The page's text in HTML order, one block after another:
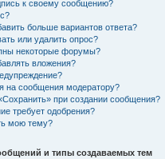
к своему сообщению?
больше вариантов ответа?
или удалить опрос?
некоторые форумы?
вложения?
на сообщения модератору?
при создании сообщения?
требует одобрения?
мою тему?
и типы создаваемых тем